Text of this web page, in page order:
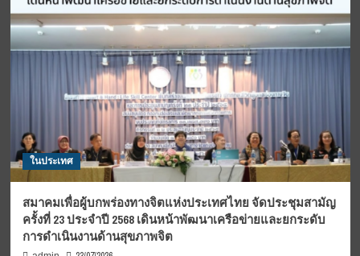
ในประเทศ
สมาคมเพื่อผู้บกพร่องทางจิตแห่งประเทศไทย จัดประชุมสามัญ
ครั้งที่ 23 ประจำปี 2568 เดินหน้าพัฒนาเครือข่ายและยกระดับ
การดำเนินงานด้านสุขภาพจิต